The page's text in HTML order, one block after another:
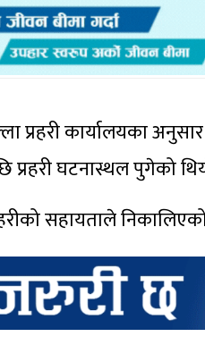
कार्यालयका अनुसार
घटनास्थल पुगेको
सहायताले